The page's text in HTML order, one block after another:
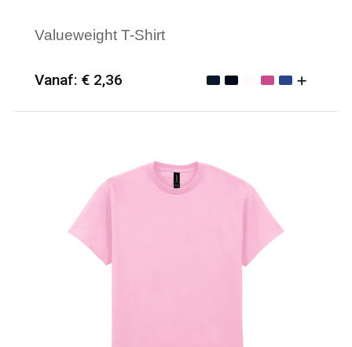
Valueweight T-Shirt
Vanaf: € 2,36
Minimale afname: 25